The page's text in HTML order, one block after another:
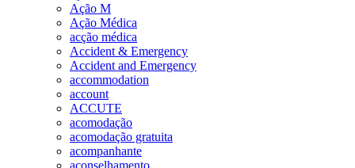
Ação M
Ação Médica
acção médica
Accident & Emergency
Accident and Emergency
accommodation
account
ACCUTE
acomodação
acomodação gratuita
acompanhante
aconselhamento